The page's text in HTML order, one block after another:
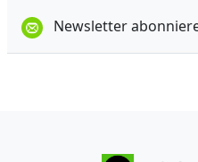
Newsletter